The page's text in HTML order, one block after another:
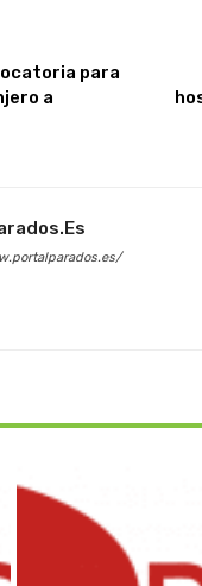
para
a